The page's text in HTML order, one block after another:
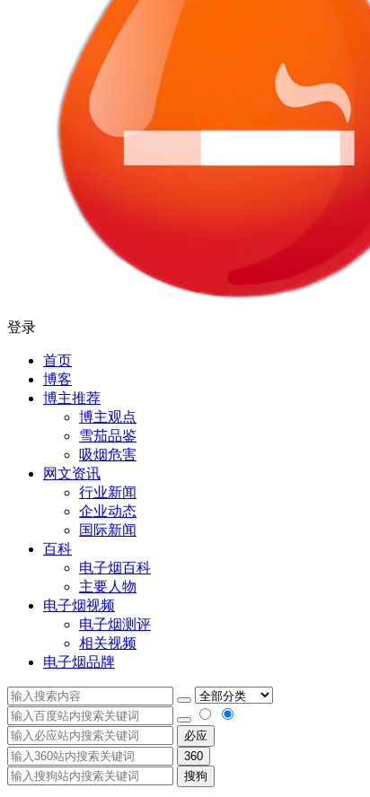
登录
首页
博客
博主推荐
博主观点
雪茄品鉴
吸烟危害
网文资讯
行业新闻
企业动态
国际新闻
百科
电子烟百科
主要人物
电子烟视频
电子烟测评
相关视频
电子烟品牌
必应
360
搜狗